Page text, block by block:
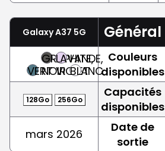
Galaxy A37 5G Général
VERT
GRAPHITE,
NOIR
LAVANDE,
VIOLET
BLANC
Couleurs
disponibles
128Go 256Go
Capacités
disponibles
mars 2026
Date de
sortie